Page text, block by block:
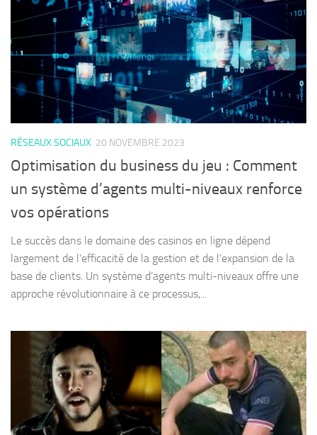
RÉSEAUX SOCIAUX 20 NOVEMBRE 2023
Optimisation du business du jeu : Comment
un système d’agents multi-niveaux renforce
vos opérations
Le succès dans le domaine des casinos en ligne dépend
largement de l’efficacité de la gestion et de l’expansion de la
base de clients. Un système d’agents multi-niveaux offre une
approche révolutionnaire à ce processus,...